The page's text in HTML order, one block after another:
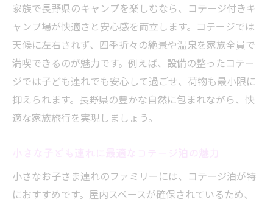
家族で長野県のキャンプを楽しむなら、コテージ付きキ
ャンプ場が快適さと安心感を両立します。コテージでは
天候に左右されず、四季折々の絶景や温泉を家族全員で
満喫できるのが魅力です。例えば、設備の整ったコテー
ジでは子ども連れでも安心して過ごせ、荷物も最小限に
抑えられます。長野県の豊かな自然に包まれながら、快
適な家族旅行を実現しましょう。
小さなお子さま連れのファミリーには、コテージ泊が特
におすすめです。屋内スペースが確保されているため、